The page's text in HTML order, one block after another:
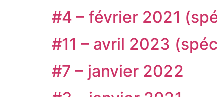
#4 – février 2021
#11 – avril 2023
#7 – janvier 2022